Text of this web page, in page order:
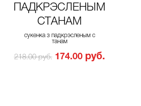
ПАДКРЭСЛЕНЫМ
СТАНАМ
сукенка з падкрэсленым с
танам
218.00 руб. 174.00 руб.